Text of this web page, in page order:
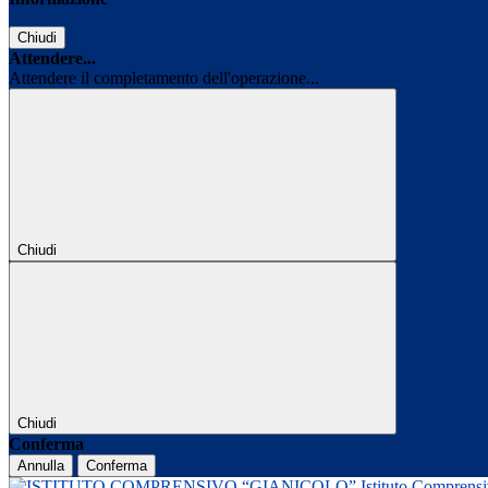
Chiudi
Attendere...
Attendere il completamento dell'operazione...
Chiudi
Chiudi
Conferma
Annulla Conferma